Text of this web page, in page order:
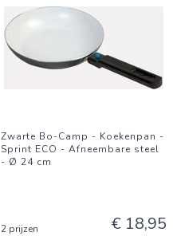
Zwarte Bo-Camp - Koekenpan -
Sprint ECO - Afneembare steel
- Ø 24 cm
2 prijzen € 18,95